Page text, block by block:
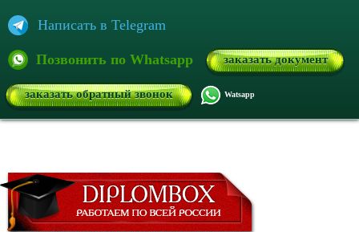
Написать в Telegram
Позвонить по Whatsapp заказать документ
заказать обратный звонок Watsapp